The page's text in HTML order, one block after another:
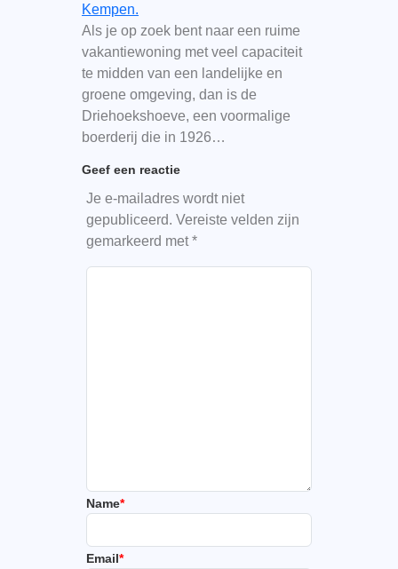
Kempen.
Als je op zoek bent naar een ruime
vakantiewoning met veel capaciteit
te midden van een landelijke en
groene omgeving, dan is de
Driehoekshoeve, een voormalige
boerderij die in 1926…
Geef een reactie
Je e-mailadres wordt niet
gepubliceerd. Vereiste velden zijn
gemarkeerd met*
Name*
Email*